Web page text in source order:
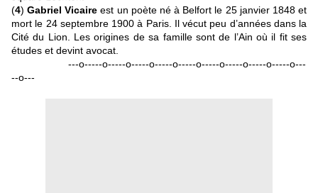
(4)Gabriel Vicaire est un poète né à Belfort le 25 janvier 1848 et
mort le 24 septembre 1900 à Paris. Il vécut peu d’années dans la
Cité du Lion. Les origines de sa famille sont de l’Ain où il fit ses
études et devint avocat.
---o-----o-----o-----o-----o-----o-----o-----o-----o-----o---
--o---